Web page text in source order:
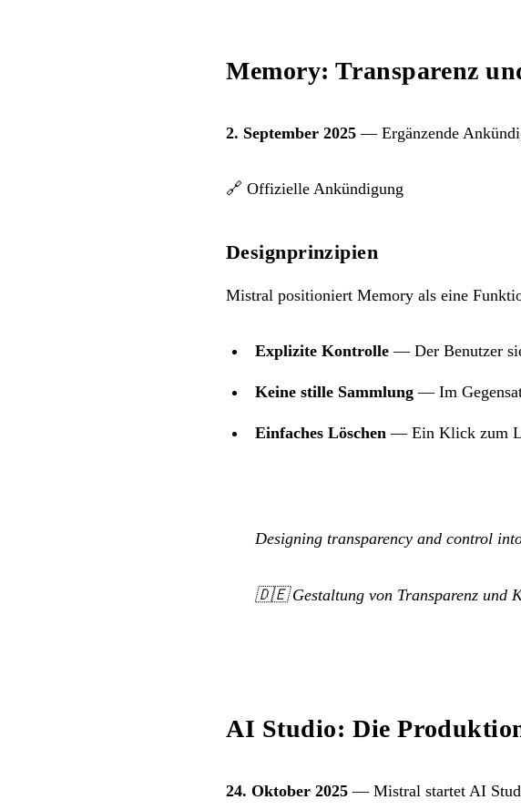
Memory: Transparenz
2. September 2025 — Ergänzende
🔗 Offizielle Ankündigung
Designprinzipien
Mistral positioniert Memory als eine
Explizite Kontrolle — Der Benutzer
Keine stille Sammlung — Im
Einfaches Löschen — Ein Klick zum
Designing transparency and control
🇩🇪Gestaltung von Transparenz
AI Studio: Die
24. Oktober 2025 — Mistral startet AI